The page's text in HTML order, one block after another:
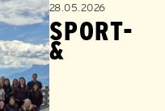
28.05.2026
SPORT-
&